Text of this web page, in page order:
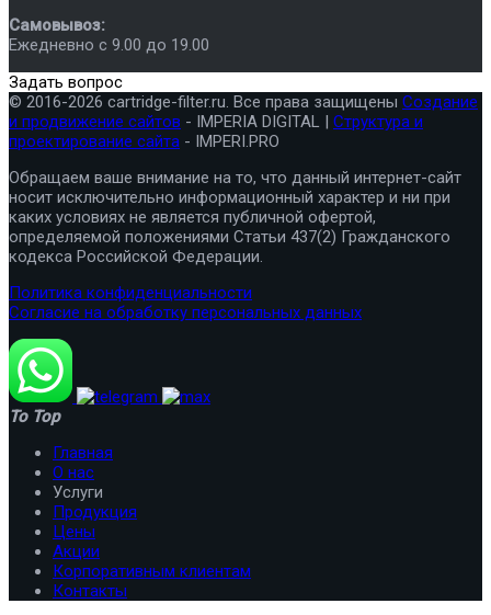
Самовывоз:
Ежедневно с 9.00 до 19.00
Задать вопрос
© 2016-2026 cartridge-filter.ru. Все права защищены Создание
и продвижение сайтов - IMPERIA DIGITAL | Структура и
проектирование сайта - IMPERI.PRO
Обращаем ваше внимание на то, что данный интернет-сайт
носит исключительно информационный характер и ни при
каких условиях не является публичной офертой,
определяемой положениями Статьи 437(2) Гражданского
кодекса Российской Федерации.
Политика конфиденциальности
Согласие на обработку персональных данных
To Top
Главная
О нас
Услуги
Продукция
Цены
Акции
Корпоративным клиентам
Контакты